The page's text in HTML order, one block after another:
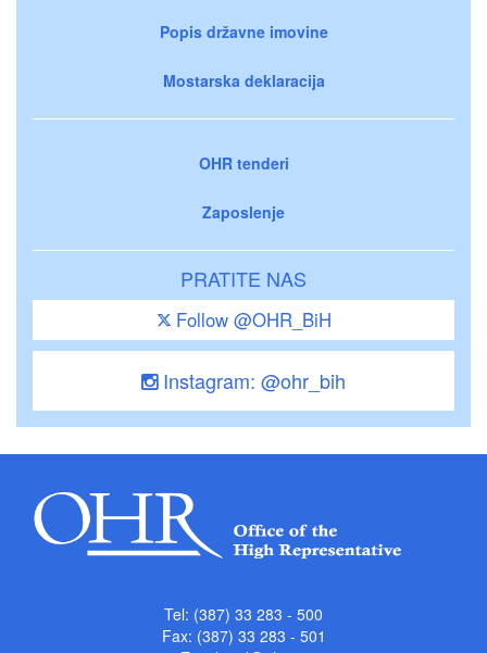
Popis državne imovine
Mostarska deklaracija
OHR tenderi
Zaposlenje
PRATITE NAS
Follow @OHR_BiH
Instagram: @ohr_bih
Tel: (387) 33 283 - 500
Fax: (387) 33 283 - 501